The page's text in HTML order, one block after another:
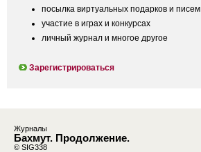
посылка виртуальных подарков и писем
участие в играх и конкурсах
личный журнал и многое другое
Зарегистрироваться
Журналы
Бахмут. Продолжение.
© SIG338